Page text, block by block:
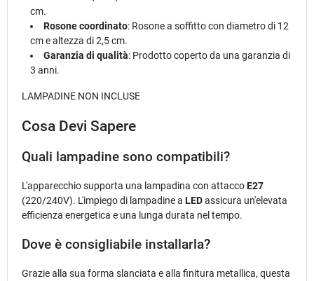
cm.
Rosone coordinato: Rosone a soffitto con diametro di 12
cm e altezza di 2,5 cm.
Garanzia di qualità: Prodotto coperto da una garanzia di
3 anni.
LAMPADINE NON INCLUSE
Cosa Devi Sapere
Quali lampadine sono compatibili?
L'apparecchio supporta una lampadina con attaccoE27
(220/240V). L'impiego di lampadine a LEDassicura un'elevata
efficienza energetica e una lunga durata nel tempo.
Dove è consigliabile installarla?
Grazie alla sua forma slanciata e alla finitura metallica, questa